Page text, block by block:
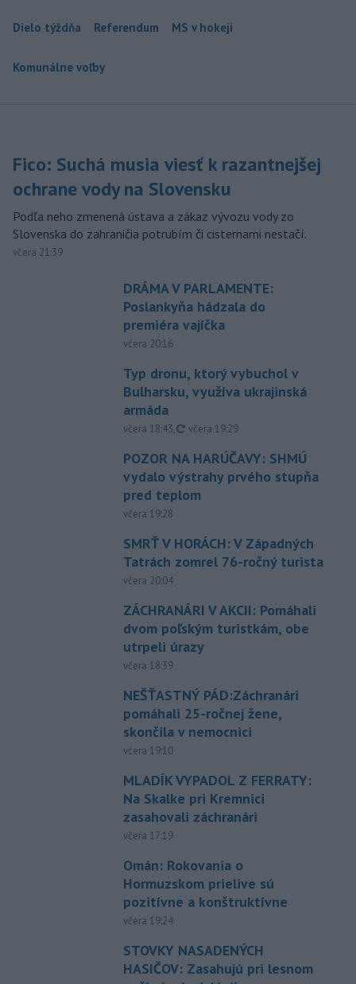
Dielo týždňa Referendum MS v hokeji
Komunálne voľby
Fico: Suchá musia viesť k razantnejšej
ochrane vody na Slovensku
Podľa neho zmenená ústava a zákaz vývozu vody zo
Slovenska do zahraničia potrubím či cisternami nestačí.
včera 21:39
DRÁMA V PARLAMENTE:
Poslankyňa hádzala do
premiéra vajíčka
včera 20:16
Typ dronu, ktorý vybuchol v
Bulharsku, využíva ukrajinská
armáda
včera 18:43, aktualizované
včera 19:29
POZOR NA HARÚČAVY: SHMÚ
vydalo výstrahy prvého stupňa
pred teplom
včera 19:28
SMRŤ V HORÁCH: V Západných
Tatrách zomrel 76-ročný turista
včera 20:04
ZÁCHRANÁRI V AKCII: Pomáhali
dvom poľským turistkám, obe
utrpeli úrazy
včera 18:39
NEŠŤASTNÝ PÁD:Záchranári
pomáhali 25-ročnej žene,
skončila v nemocnici
včera 19:10
MLADÍK VYPADOL Z FERRATY:
Na Skalke pri Kremnici
zasahovali záchranári
včera 17:19
Omán: Rokovania o
Hormuzskom prielive sú
pozitívne a konštruktívne
včera 19:24
STOVKY NASADENÝCH
HASIČOV: Zasahujú pri lesnom